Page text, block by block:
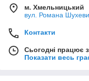
м. Хмельницький
вул. Романа
Контакти
Сьогодні працює
Показати весь